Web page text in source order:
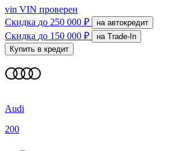
vin VIN проверен
Скидка до 250 000 ₽ на автокредит
Скидка до 150 000 ₽
на Trade-In
Купить в кредит
Audi
200